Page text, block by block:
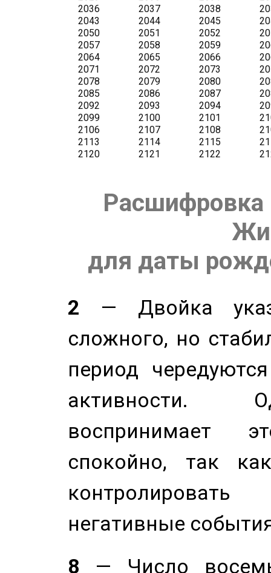
Расшифровка
для даты
2 — Двойка
сложного, но
период
активности.
воспринимает
спокойно, так
негативные
8 — Число